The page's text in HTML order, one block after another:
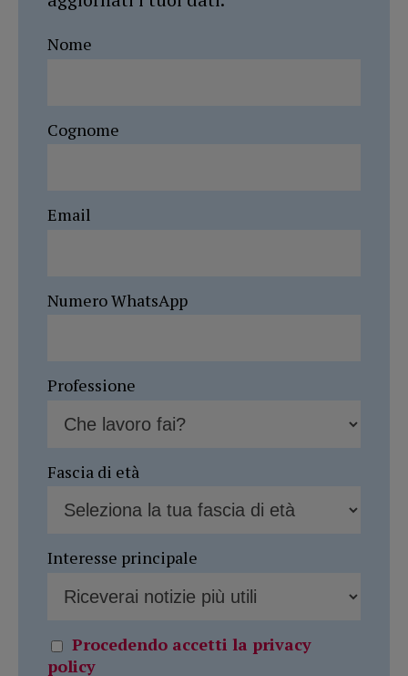
Nome
Cognome
Email
Numero WhatsApp
Professione
Fascia di età
Interesse principale
Procedendo accetti la privacy
policy